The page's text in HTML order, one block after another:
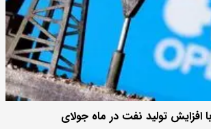
افزایش تولید نفت در ماه جولای